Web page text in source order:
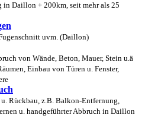
Daillon + 200km, seit mehr als 25
uvm. (Daillon)
von Wände, Beton, Mauer, Stein u.ä
Einbau von Türen u. Fenster,
Rückbau, z.B. Balkon-Entfernung,
u. handgeführter Abbruch in Daillon